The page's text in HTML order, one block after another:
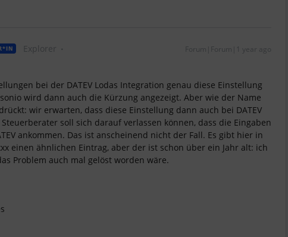
Explorer Forum|Forum|1 year ago
bei der DATEV Lodas Integration genau diese Einstellung
wird dann auch die Kürzung angezeigt. Aber wie der Name
wir erwarten, dass diese Einstellung dann auch bei DATEV
soll sich darauf verlassen können, dass die Eingaben
ankommen. Das ist anscheinend nicht der Fall. Es gibt hier in
einen ähnlichen Eintrag, aber der ist schon über ein Jahr alt: ich
Problem auch mal gelöst worden wäre.